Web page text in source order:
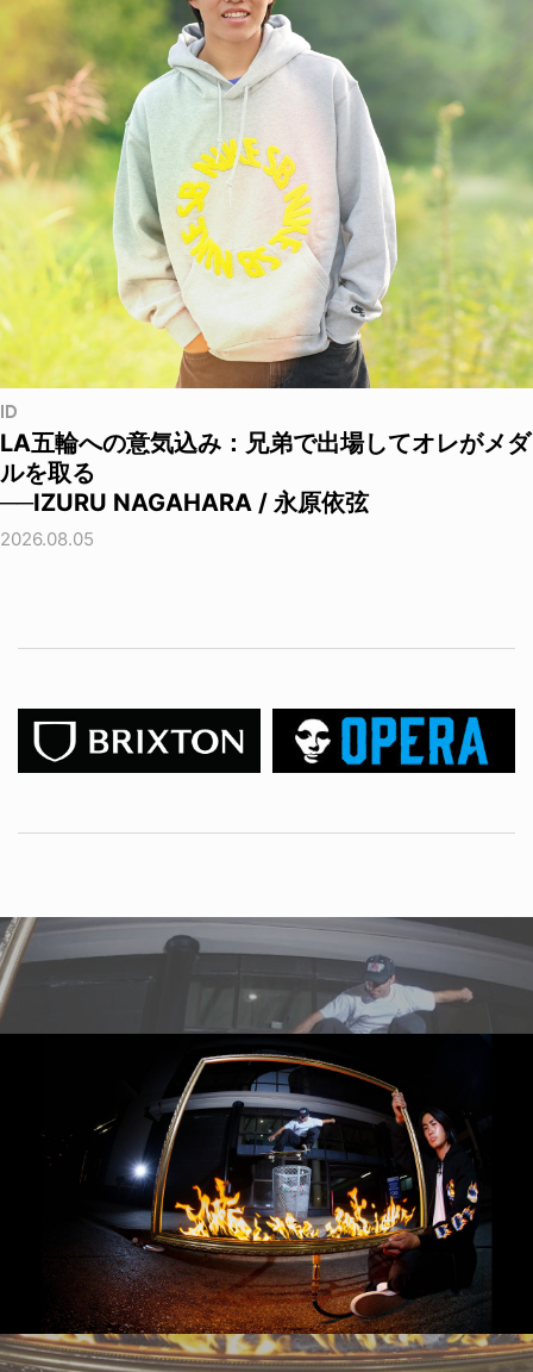
ID
LA五輪への意気込み：兄弟で出場してオレがメダ
ルを取る
──IZURU NAGAHARA / 永原依弦
2026.08.05